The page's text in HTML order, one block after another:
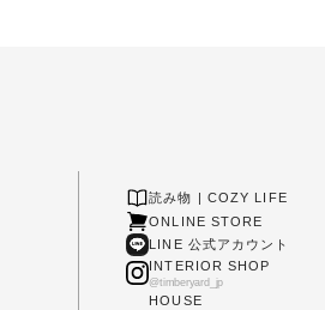
読み物 | COZY LIFE
ONLINE STORE
LINE 公式アカウント
INTERIOR SHOP
@timberyard_jp
HOUSE